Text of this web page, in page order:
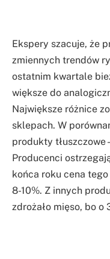
Ekspery szacuje, że
zmiennych trendów
ostatnim kwartale
większe do
Największe różnice
sklepach. W
produkty tłuszczowe
Producenci
końca roku cena
8-10%. Z innych
zdrożało mięso, bo o